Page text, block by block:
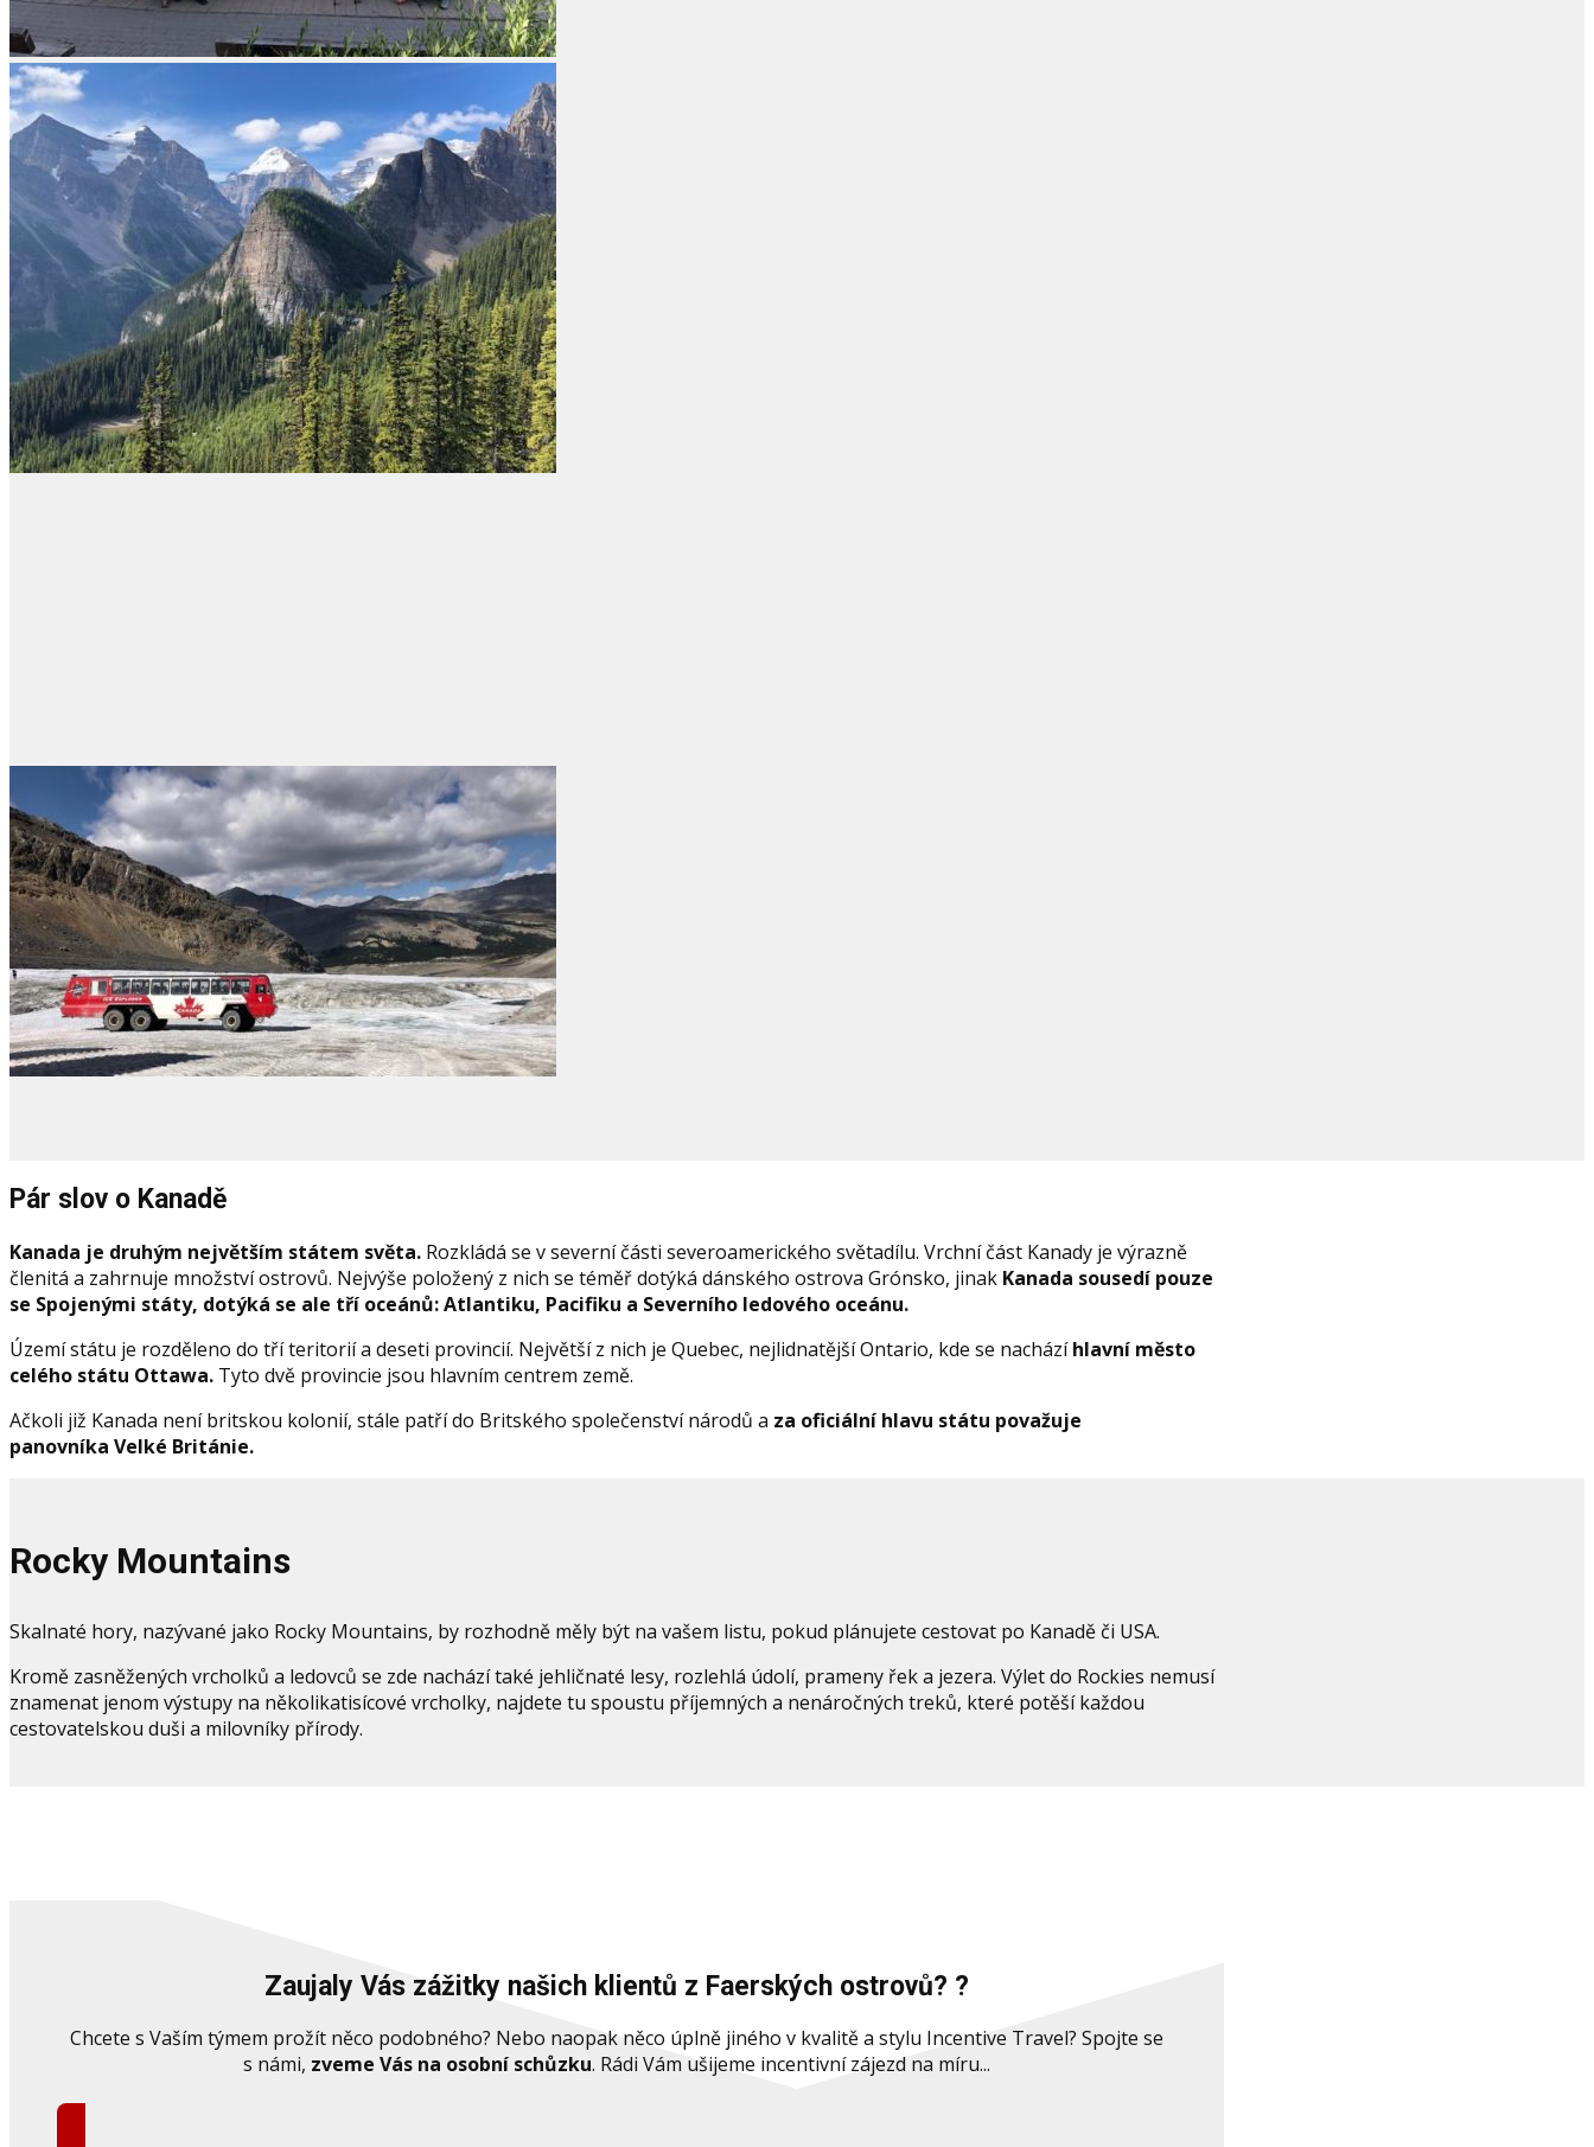
Pár slov o Kanadě
Kanada je druhým největším státem světa. Rozkládá se v severní části severoamerického světadílu. Vrchní část Kanady je výrazně
členitá a zahrnuje množství ostrovů. Nejvýše položený z nich se téměř dotýká dánského ostrova Grónsko, jinak Kanada sousedí pouze
se Spojenými státy, dotýká se ale tří oceánů: Atlantiku, Pacifiku a Severního ledového oceánu.
Území státu je rozděleno do tří teritorií a deseti provincií. Největší z nich je Quebec, nejlidnatější Ontario, kde se nacházíhlavní město
celého státu Ottawa. Tyto dvě provincie jsou hlavním centrem země.
Ačkoli již Kanada není britskou kolonií, stále patří do Britského společenství národů a za oficiální hlavu státu považuje
panovníka Velké Británie.
Rocky Mountains
Skalnaté hory, nazývané jako Rocky Mountains, by rozhodně měly být na vašem listu, pokud plánujete cestovat po Kanadě či USA.
Kromě zasněžených vrcholků a ledovců se zde nachází také jehličnaté lesy, rozlehlá údolí, prameny řek a jezera. Výlet do Rockies nemusí
znamenat jenom výstupy na několikatisícové vrcholky, najdete tu spoustu příjemných a nenáročných treků, které potěší každou
cestovatelskou duši a milovníky přírody.
Zaujaly Vás zážitky našich klientů z Faerských ostrovů? ?
Chcete s Vaším týmem prožít něco podobného? Nebo naopak něco úplně jiného v kvalitě a stylu Incentive Travel? Spojte se
s námi, zveme Vás na osobní schůzku. Rádi Vám ušijeme incentivní zájezd na míru...